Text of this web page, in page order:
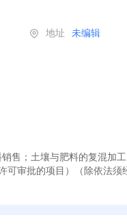
地址 未编辑
售；土壤与肥料的复混加
可审批的项目）（除依法须